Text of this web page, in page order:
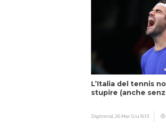
L’Italia del tennis
stupire (anche
Digitrend, 26 Mar Giu 16:13